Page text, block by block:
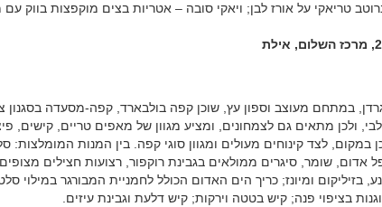
טריאקי על אורז לבן; ויאקי סובה – אטריות בצים מוקפצות בווק עם
גרדן, במתחם מעוצב וספון עץ, שוכן קפה בולבארד, קפה-מסעדה בסגנון
ולכן מתאים גם לצמחונים, ומציע מגוון של מאפים טריים, קישים,
אדום, שומר, סיגרים ממולאים בגבינת רוקפור, רצועות חצילים
בזיליקום ומיונז; כריך הים האדום הכולל לחמניית המבורגר במילוי
בציפוי פנה; קיש בטטה וירקות; קיש דלעת וגבינת עיזים.